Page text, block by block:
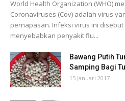
World Health Organization (WHO)
Coronaviruses (Cov) adalah virus
pernapasan. Infeksi virus ini disebut
menyebabkan penyakit flu...
Bawang Putih
Samping Bagi
15 Januari 2017